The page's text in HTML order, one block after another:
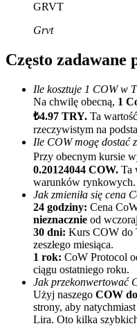
Polecaj
Zaproś przyjaciela,
Deposit CASHCAT & Win
Deposit CASHCAT &
GRVT
Grvt
Często zadawane
Ile kosztuje 1 COW w
Na chwilę obecną, 1
₺4.97 TRY. Ta
rzeczywistym na
Ile COW mogę dostać
Przy obecnym kursie
0.20124044 COW. Ta
warunków rynkowych.
Jak zmieniła się cena
24 godziny: Cena
nieznacznie od
30 dni: Kurs COW do
zeszłego miesiąca.
1 rok: CoW Protocol
ciągu ostatniego roku.
Jak przekonwertować
Użyj naszego COW
strony, aby
Lira. Oto kilka